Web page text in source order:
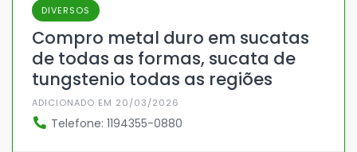
DIVERSOS
Compro metal duro em sucatas
de todas as formas, sucata de
tungstenio todas as regiões
ADICIONADO EM 20/03/2026
Telefone: 1194355-0880